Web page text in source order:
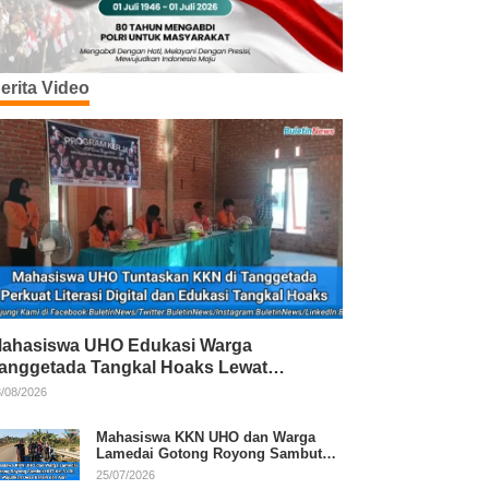
Video
UHO Edukasi Warga
Tangkal Hoaks Lewat
Literasi
08/2026
Mahasiswa KKN UHO dan Warga
Lamedai Gotong Royong Sambut
HUT Ke-81 RI
25/07/2026